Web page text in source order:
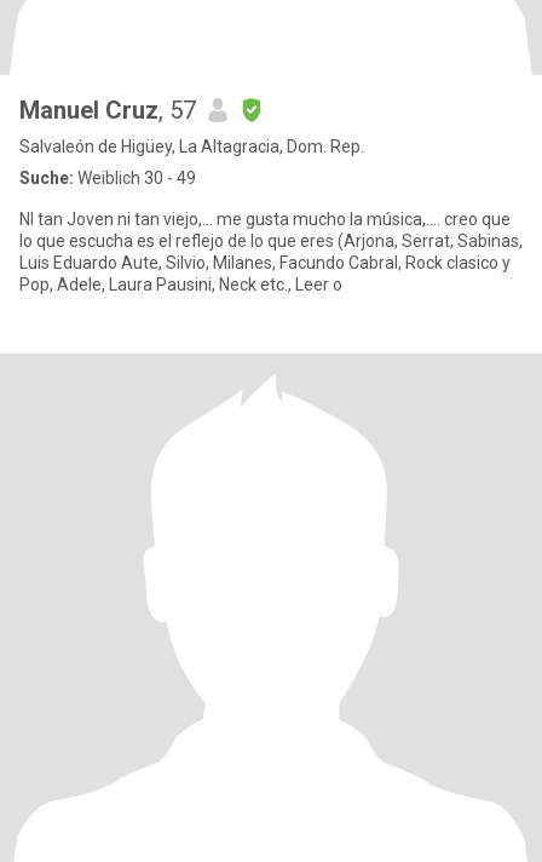
Manuel Cruz, 57
Salvaleón de Higüey, La Altagracia, Dom. Rep.
Suche: Weiblich 30 - 49
NI tan Joven ni tan viejo,... me gusta mucho la música,.... creo que
lo que escucha es el reflejo de lo que eres (Arjona, Serrat, Sabinas,
Luis Eduardo Aute, Silvio, Milanes, Facundo Cabral, Rock clasico y
Pop, Adele, Laura Pausini, Neck etc., Leer o